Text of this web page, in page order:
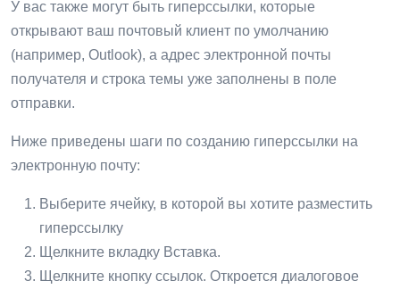
У вас также могут быть гиперссылки, которые
открывают ваш почтовый клиент по умолчанию
(например, Outlook), а адрес электронной почты
получателя и строка темы уже заполнены в поле
отправки.
Ниже приведены шаги по созданию гиперссылки на
электронную почту:
Выберите ячейку, в которой вы хотите разместить
гиперссылку
Щелкните вкладку Вставка.
Щелкните кнопку ссылок. Откроется диалоговое